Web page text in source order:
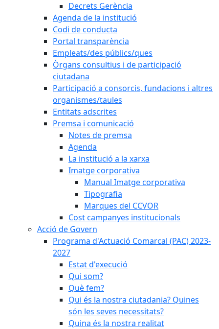
Decrets Gerència
Agenda de la institució
Codi de conducta
Portal transparència
Empleats/des públics/ques
Òrgans consultius i de participació
ciutadana
Participació a consorcis, fundacions i altres
organismes/taules
Entitats adscrites
Premsa i comunicació
Notes de premsa
Agenda
La institució a la xarxa
Imatge corporativa
Manual Imatge corporativa
Tipografia
Marques del CCVOR
Cost campanyes institucionals
Acció de Govern
Programa d'Actuació Comarcal (PAC) 2023-
2027
Estat d'execució
Qui som?
Què fem?
Qui és la nostra ciutadania? Quines
són les seves necessitats?
Quina és la nostra realitat